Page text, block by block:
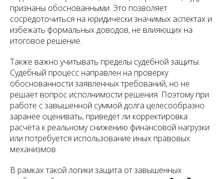
признаны обоснованными. Это позволяет
сосредоточиться на юридически значимых аспектах и
избежать формальных доводов, не влияющих на
итоговое решение.
Также важно учитывать пределы судебной защиты.
Судебный процесс направлен на проверку
обоснованности заявленных требований, но не
решает вопрос исполнимости решения. Поэтому при
работе с завышенной суммой долга целесообразно
заранее оценивать, приведёт ли корректировка
расчёта к реальному снижению финансовой нагрузки
или потребуется использование иных правовых
механизмов.
В рамках такой логики защита от завышенных